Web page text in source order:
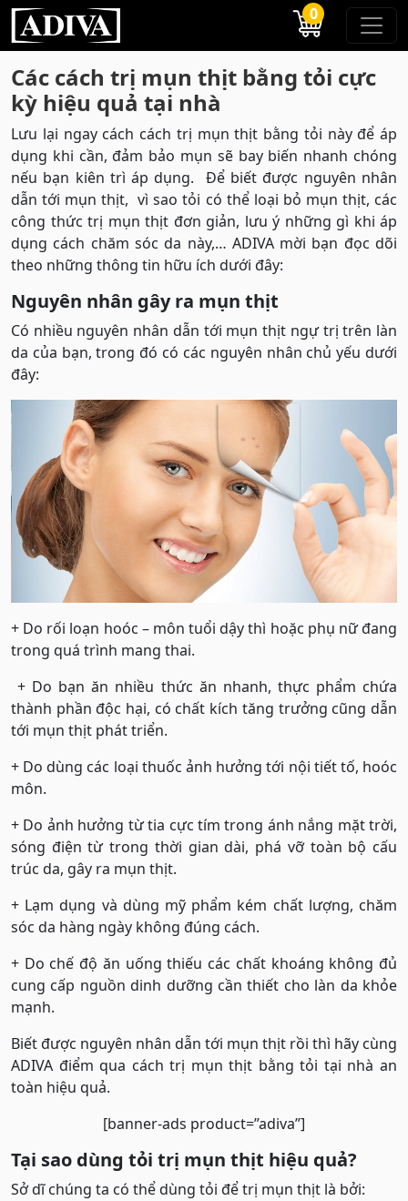
0
Các cách trị mụn thịt bằng tỏi cực
kỳ hiệu quả tại nhà
Lưu lại ngay cách cách trị mụn thịt bằng tỏi này để áp
dụng khi cần, đảm bảo mụn sẽ bay biến nhanh chóng
nếu bạn kiên trì áp dụng. Để biết được nguyên nhân
dẫn tới mụn thịt, vì sao tỏi có thể loại bỏ mụn thịt, các
công thức trị mụn thịt đơn giản, lưu ý những gì khi áp
dụng cách chăm sóc da này,… ADIVA mời bạn đọc dõi
theo những thông tin hữu ích dưới đây:
Nguyên nhân gây ra mụn thịt
Có nhiều nguyên nhân dẫn tới mụn thịt ngự trị trên làn
da của bạn, trong đó có các nguyên nhân chủ yếu dưới
đây:
+ Do rối loạn hoóc – môn tuổi dậy thì hoặc phụ nữ đang
trong quá trình mang thai.
+ Do bạn ăn nhiều thức ăn nhanh, thực phẩm chứa
thành phần độc hại, có chất kích tăng trưởng cũng dẫn
tới mụn thịt phát triển.
+ Do dùng các loại thuốc ảnh hưởng tới nội tiết tố, hoóc
môn.
+ Do ảnh hưởng từ tia cực tím trong ánh nắng mặt trời,
sóng điện từ trong thời gian dài, phá vỡ toàn bộ cấu
trúc da, gây ra mụn thịt.
+ Lạm dụng và dùng mỹ phẩm kém chất lượng, chăm
sóc da hàng ngày không đúng cách.
+ Do chế độ ăn uống thiếu các chất khoáng không đủ
cung cấp nguồn dinh dưỡng cần thiết cho làn da khỏe
mạnh.
Biết được nguyên nhân dẫn tới mụn thịt rồi thì hãy cùng
ADIVA điểm qua cách trị mụn thịt bằng tỏi tại nhà an
toàn hiệu quả.
[banner-ads product=”adiva”]
Tại sao dùng tỏi trị mụn thịt hiệu quả?
Sở dĩ chúng ta có thể dùng tỏi để trị mụn thịt là bởi: